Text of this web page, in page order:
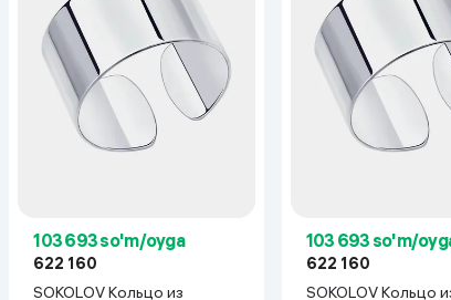
103 693 so'm/oyga
622 160
SOKOLOV Кольцо из
103 693 so'm/
622 160
SOKOLOV Кольцо